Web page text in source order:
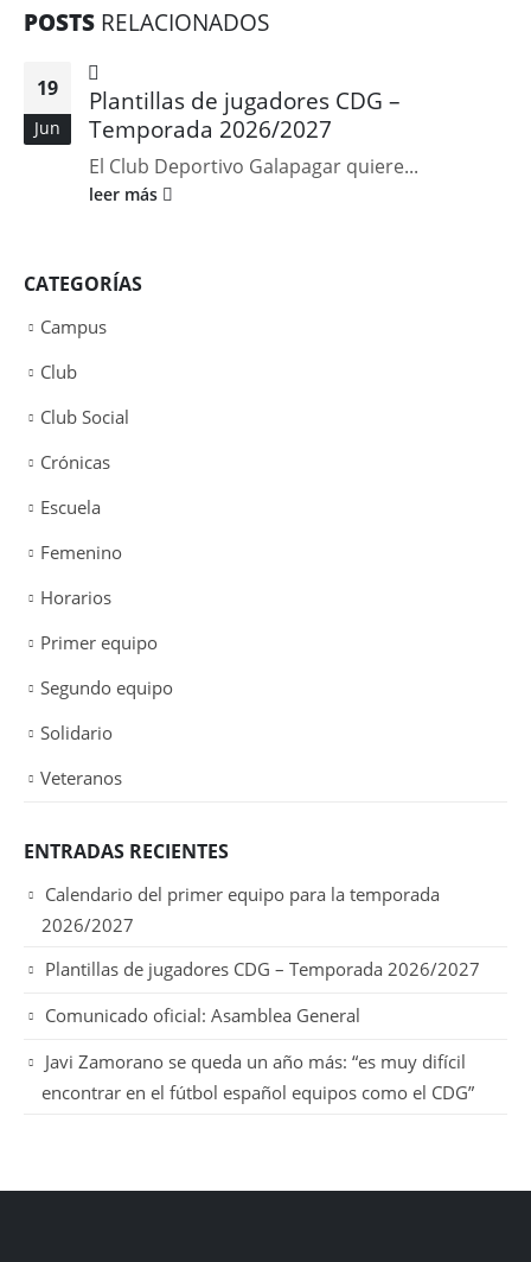
POSTS RELACIONADOS
19
Jun
Plantillas de jugadores CDG –
Temporada 2026/2027
El Club Deportivo Galapagar quiere...
leer más
CATEGORÍAS
Campus
Club
Club Social
Crónicas
Escuela
Femenino
Horarios
Primer equipo
Segundo equipo
Solidario
Veteranos
ENTRADAS RECIENTES
Calendario del primer equipo para la temporada
2026/2027
Plantillas de jugadores CDG – Temporada 2026/2027
Comunicado oficial: Asamblea General
Javi Zamorano se queda un año más: “es muy difícil
encontrar en el fútbol español equipos como el CDG”